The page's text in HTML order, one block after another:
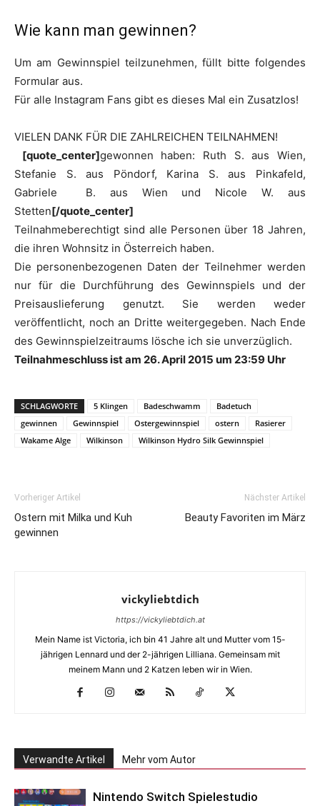
Wie kann man gewinnen?
Um am Gewinnspiel teilzunehmen, füllt bitte folgendes
Formular aus.
Für alle Instagram Fans gibt es dieses Mal ein Zusatzlos!
VIELEN DANK FÜR DIE ZAHLREICHEN TEILNAHMEN!
[quote_center]gewonnen haben: Ruth S. aus Wien,
Stefanie S. aus Pöndorf, Karina S. aus Pinkafeld,
Gabriele B. aus Wien und Nicole W. aus
Stetten[/quote_center]
Teilnahmeberechtigt sind alle Personen über 18 Jahren,
die ihren Wohnsitz in Österreich haben.
Die personenbezogenen Daten der Teilnehmer werden
nur für die Durchführung des Gewinnspiels und der
Preisauslieferung genutzt. Sie werden weder
veröffentlicht, noch an Dritte weitergegeben. Nach Ende
des Gewinnspielzeitraums lösche ich sie unverzüglich.
Teilnahmeschluss ist am 26. April 2015 um 23:59 Uhr
SCHLAGWORTE 5 Klingen Badeschwamm
Badetuch
gewinnen
Gewinnspiel Ostergewinnspiel ostern
Rasierer
Wakame Alge
Wilkinson Wilkinson Hydro Silk Gewinnspiel
Vorheriger Artikel
Ostern mit Milka und Kuh
gewinnen
Nächster Artikel
Beauty Favoriten im März
vickyliebtdich
https://vickyliebtdich.at
Mein Name ist Victoria, ich bin 41 Jahre alt und Mutter vom 15-
jährigen Lennard und der 2-jährigen Lilliana. Gemeinsam mit
meinem Mann und 2 Katzen leben wir in Wien.
Verwandte Artikel Mehr vom Autor
Nintendo Switch Spielestudio